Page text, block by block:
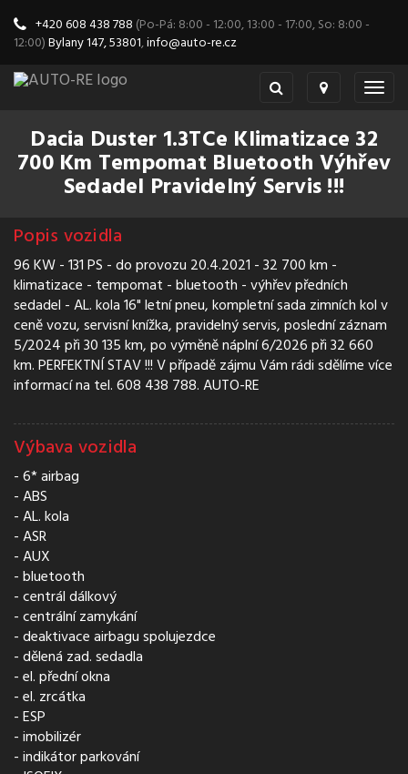
+420 608 438 788 (Po-Pá: 8:00 - 12:00, 13:00 - 17:00, So: 8:00 -
12:00)Bylany 147, 53801,info@auto-re.cz
Dacia Duster 1.3TCe Klimatizace 32
700 Km Tempomat Bluetooth Výhřev
Sedadel Pravidelný Servis !!!
Popis vozidla
96 KW - 131 PS - do provozu 20.4.2021 - 32 700 km -
klimatizace - tempomat - bluetooth - výhřev předních
sedadel - AL. kola 16" letní pneu, kompletní sada zimních kol v
ceně vozu, servisní knížka, pravidelný servis, poslední záznam
5/2024 při 30 135 km, po výměně náplní 6/2026 při 32 660
km. PERFEKTNÍ STAV !!! V případě zájmu Vám rádi sdělíme více
informací na tel. 608 438 788. AUTO-RE
Výbava vozidla
6* airbag
ABS
AL. kola
ASR
AUX
bluetooth
centrál dálkový
centrální zamykání
deaktivace airbagu spolujezdce
dělená zad. sedadla
el. přední okna
el. zrcátka
ESP
imobilizér
indikátor parkování